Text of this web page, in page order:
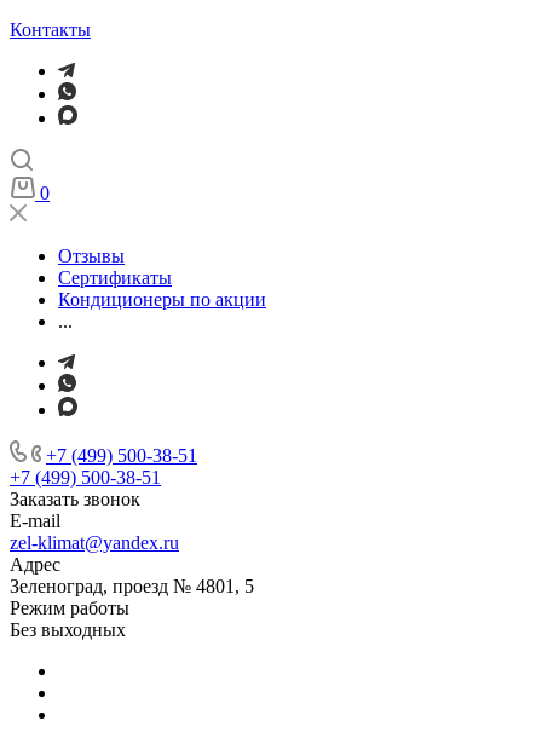
Контакты
0
Отзывы
Сертификаты
Кондиционеры по акции
...
+7 (499) 500-38-51
+7 (499) 500-38-51
Заказать звонок
E-mail
zel-klimat@yandex.ru
Адрес
Зеленоград, проезд № 4801, 5
Режим работы
Без выходных